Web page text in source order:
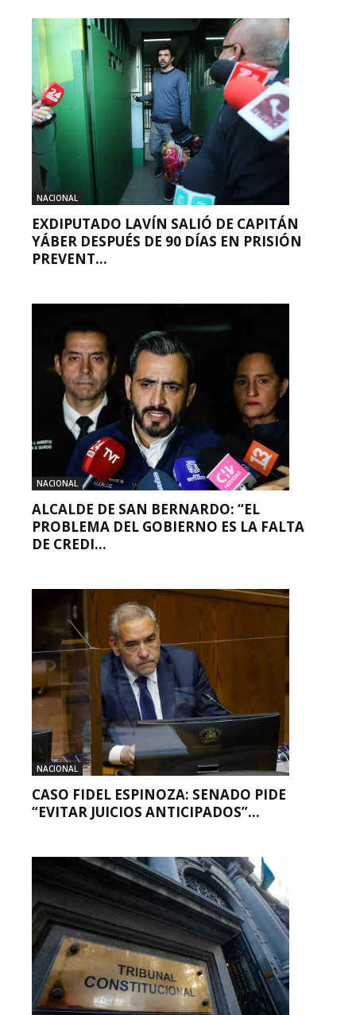
NACIONAL
EXDIPUTADO LAVÍN SALIÓ DE CAPITÁN
YÁBER DESPUÉS DE 90 DÍAS EN PRISIÓN
PREVENT...
NACIONAL
ALCALDE DE SAN BERNARDO: “EL
PROBLEMA DEL GOBIERNO ES LA FALTA
DE CREDI...
NACIONAL
CASO FIDEL ESPINOZA: SENADO PIDE
“EVITAR JUICIOS ANTICIPADOS”...